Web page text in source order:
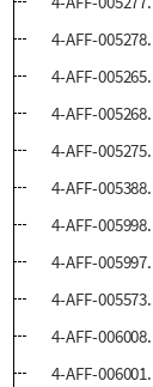
4-AFF-
4-AFF-
4-AFF-
4-AFF-
4-AFF-
4-AFF-
4-AFF-
4-AFF-
4-AFF-
4-AFF-